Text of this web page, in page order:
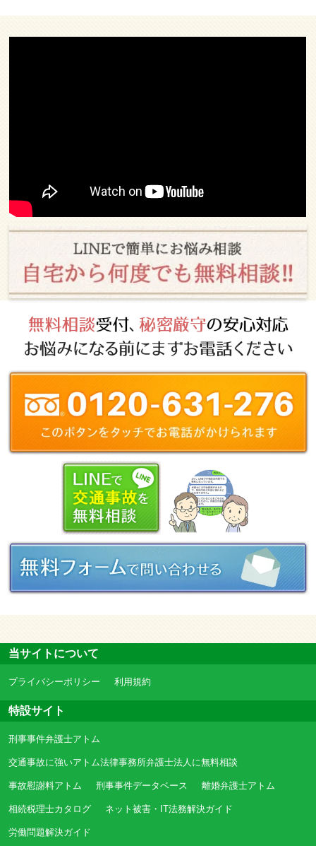
当サイトについて
プライバシーポリシー 利用規約
特設サイト
刑事事件弁護士アトム
交通事故に強いアトム法律事務所弁護士法人に無料相談
事故慰謝料アトム 刑事事件データベース 離婚弁護士アトム
相続税理士カタログ ネット被害・IT法務解決ガイド
労働問題解決ガイド